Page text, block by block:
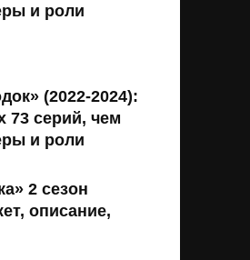
и роли
(2022-2024):
73 серий, чем
и роли
2 сезон
описание,